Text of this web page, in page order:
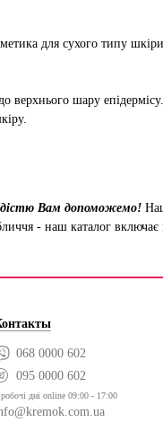
для сухого типу
верхнього шару
Вам допоможемо!
- наш каталог
068 0000 602
095 0000 602
дні online 09:00 - 17:00